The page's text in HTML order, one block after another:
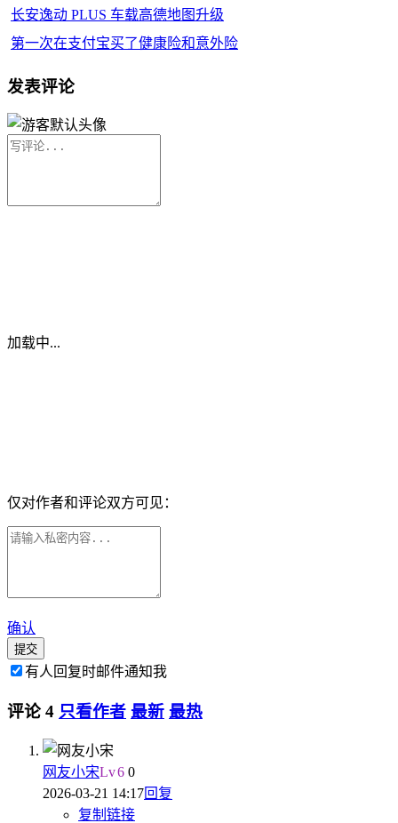
长安逸动 PLUS 车载高德地图升级
第一次在支付宝买了健康险和意外险
发表评论
加载中...
仅对作者和评论双方可见：
确认
提交
有人回复时邮件通知我
评论 4 只看作者 最新 最热
网友小宋Lv6 0
2026-03-21 14:17回复
复制链接